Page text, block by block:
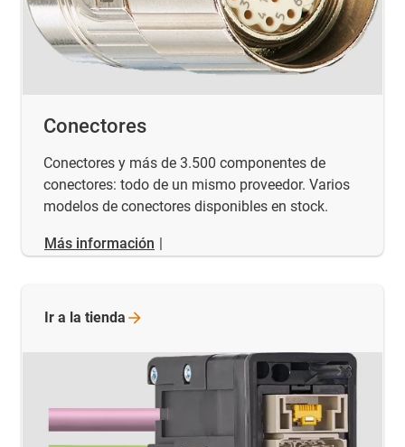
Conectores
Conectores y más de 3.500 componentes de
conectores: todo de un mismo proveedor. Varios
modelos de conectores disponibles en stock.
Más información |
Ir a la tienda